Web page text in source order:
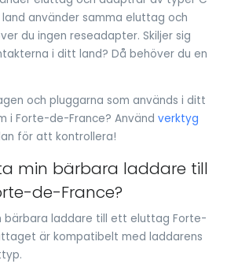
använder samma eluttag och
du ingen reseadapter. Skiljer sig
i ditt land? Då behöver du en
och pluggarna som används i ditt
i Forte-de-France? Använd verktyg
för att kontrollera!
min bärbara laddare till
de-France?
bärbara laddare till ett eluttag Forte-
är kompatibelt med laddarens